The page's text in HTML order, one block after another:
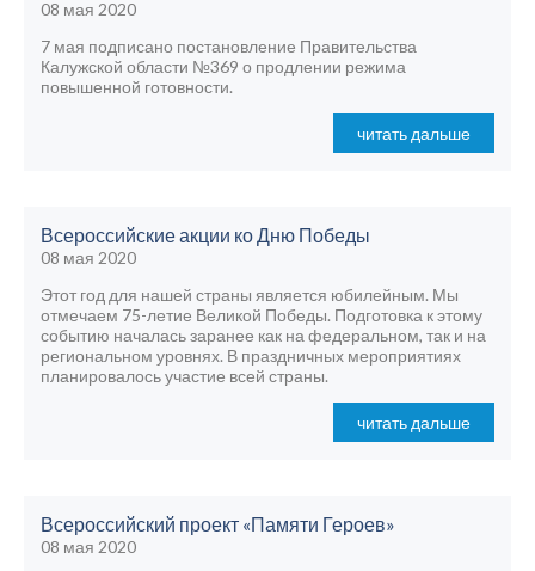
08 мая 2020
7 мая подписано постановление Правительства
Калужской области №369 о продлении режима
повышенной готовности.
читать дальше
Всероссийские акции ко Дню Победы
08 мая 2020
Этот год для нашей страны является юбилейным. Мы
отмечаем 75-летие Великой Победы. Подготовка к этому
событию началась заранее как на федеральном, так и на
региональном уровнях. В праздничных мероприятиях
планировалось участие всей страны.
читать дальше
Всероссийский проект «Памяти Героев»
08 мая 2020